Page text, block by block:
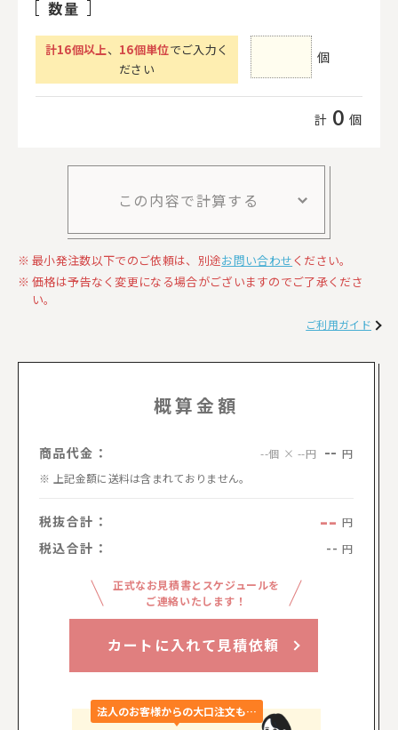
数量
計16個以上、 16個単位でご入力く
ださい
個
計 0 個
この内容で計算する
最小発注数以下でのご依頼は、別途お問い合わせください。
価格は予告なく変更になる場合がございますのでご了承くださ
い。
ご利用ガイド
概算金額
商品代金： --個 × --円 -- 円
上記金額に送料は含まれておりません。
税抜合計： -- 円
税込合計： -- 円
正式なお見積書とスケジュールを
ご連絡いたします！
カートに入れて見積依頼
法人のお客様からの大口注文も…